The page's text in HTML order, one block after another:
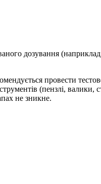
дозування
провести
(пензлі, валики,
не зникне.